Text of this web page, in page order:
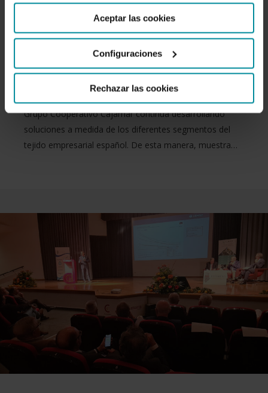
Aceptar las cookies
Configuraciones
Rechazar las cookies
una promoción de seis meses sin
coste del servicio de Tarifa Plana
Grupo Cooperativo Cajamar continúa desarrollando
soluciones a medida de los diferentes segmentos del
tejido empresarial español. De esta manera, muestra…